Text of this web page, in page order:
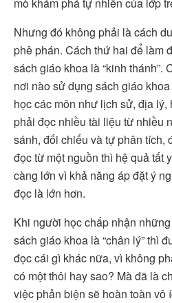
mò khám phá tự nhiên của lớp
Nhưng đó không phải là cách
phê phán. Cách thứ hai để làm
sách giáo khoa là “kinh thánh”.
nơi nào sử dụng sách giáo
học các môn như lịch sử, địa
phải đọc nhiều tài liệu từ nhiều
sánh, đối chiếu và tự phân tích,
đọc từ một nguồn thì hệ quả tất
càng lớn vì khả năng áp đặt ý
đọc là lớn hơn.
Khi người học chấp nhận
sách giáo khoa là “chân lý” thì
đọc cái gì khác nữa, vì không
có một thôi hay sao? Mà đã là
việc phản biện sẽ hoàn toàn vô